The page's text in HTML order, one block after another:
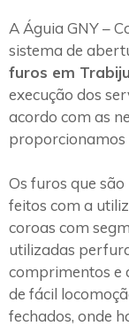
A Águia GNY –
sistema de
furos em Trabiju
execução dos
acordo com as
proporcionamos
Os furos que
feitos com a
coroas com
utilizadas
comprimentos e
de fácil
fechados, onde